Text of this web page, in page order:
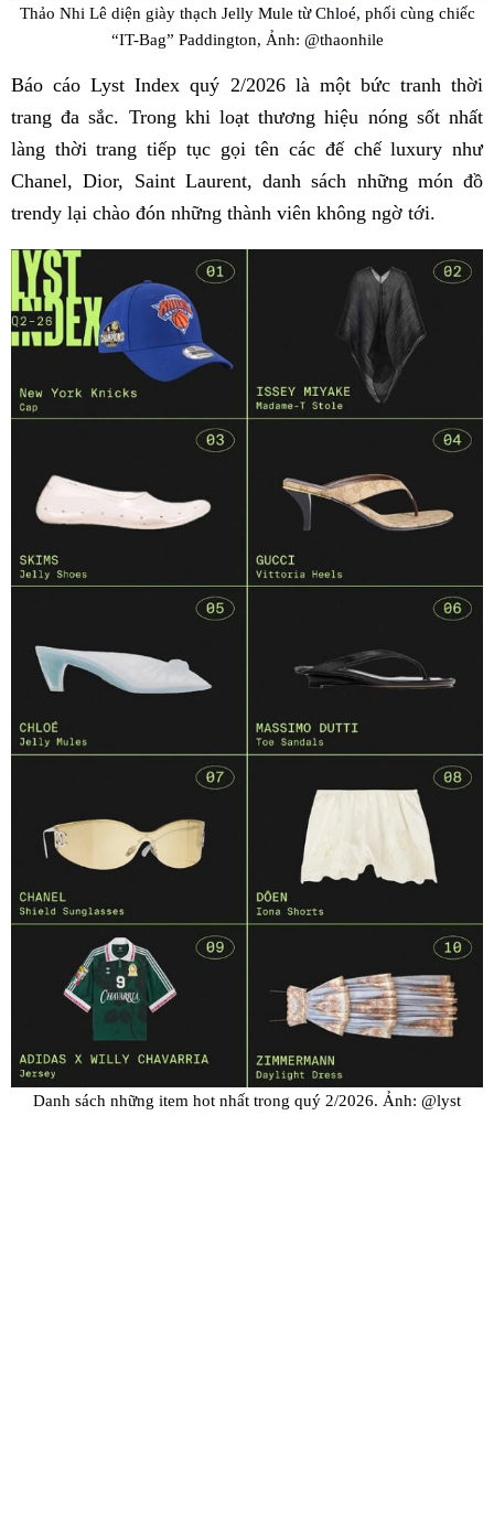
Thảo Nhi Lê diện giày thạch Jelly Mule từ Chloé, phối cùng chiếc
“IT-Bag” Paddington, Ảnh: @thaonhile
Báo cáo Lyst Index quý 2/2026 là một bức tranh thời
trang đa sắc. Trong khi loạt thương hiệu nóng sốt nhất
làng thời trang tiếp tục gọi tên các đế chế luxury như
Chanel, Dior, Saint Laurent, danh sách những món đồ
trendy lại chào đón những thành viên không ngờ tới.
Danh sách những item hot nhất trong quý 2/2026. Ảnh: @lyst